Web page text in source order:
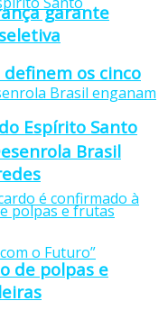
os cinco
Espírito Santo
garante
Brasil
de polpas e